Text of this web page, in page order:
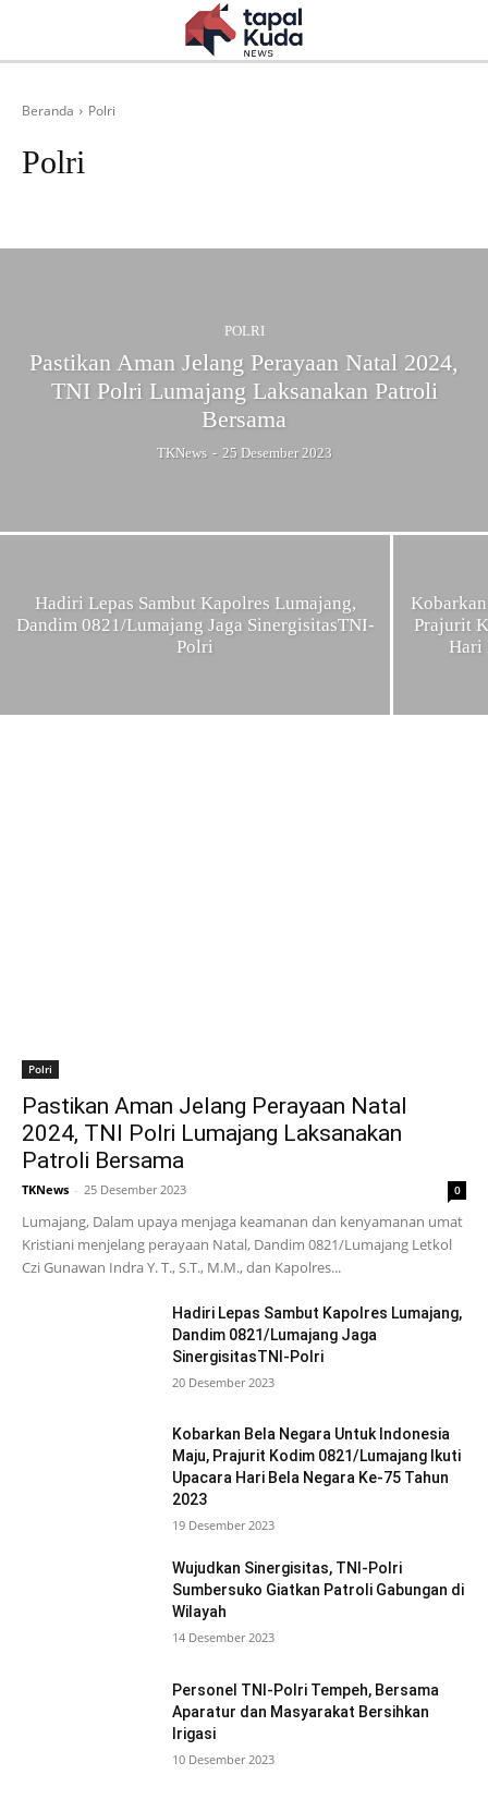
Beranda Polri
Polri
POLRI
Pastikan Aman Jelang Perayaan Natal 2024,
TNI Polri Lumajang Laksanakan Patroli
Bersama
TKNews - 25 Desember 2023
Hadiri Lepas Sambut Kapolres Lumajang,
Dandim 0821/Lumajang Jaga SinergisitasTNI-
Polri
Prajurit
Hari
Polri
Pastikan Aman Jelang Perayaan Natal
2024, TNI Polri Lumajang Laksanakan
Patroli Bersama
TKNews - 25 Desember 2023 0
Lumajang, Dalam upaya menjaga keamanan dan kenyamanan umat
Kristiani menjelang perayaan Natal, Dandim 0821/Lumajang Letkol
Czi Gunawan Indra Y. T., S.T., M.M., dan Kapolres...
Hadiri Lepas Sambut Kapolres Lumajang,
Dandim 0821/Lumajang Jaga
SinergisitasTNI-Polri
20 Desember 2023
Kobarkan Bela Negara Untuk Indonesia
Maju, Prajurit Kodim 0821/Lumajang Ikuti
Upacara Hari Bela Negara Ke-75 Tahun
2023
19 Desember 2023
Wujudkan Sinergisitas, TNI-Polri
Sumbersuko Giatkan Patroli Gabungan di
Wilayah
14 Desember 2023
Personel TNI-Polri Tempeh, Bersama
Aparatur dan Masyarakat Bersihkan
Irigasi
10 Desember 2023